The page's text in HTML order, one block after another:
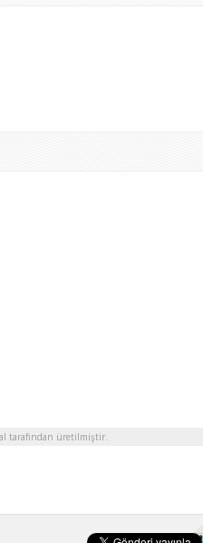
tarafından üretilmiştir.